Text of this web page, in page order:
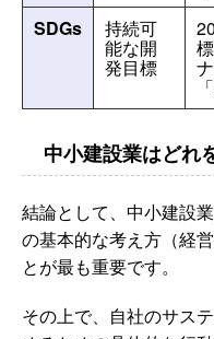
SDGs
持続可
能な開
発目標
中小建設業はどれ
結論として、中小建設
の基本的な考え方（経
とが最も重要です。
その上で、自社のサス